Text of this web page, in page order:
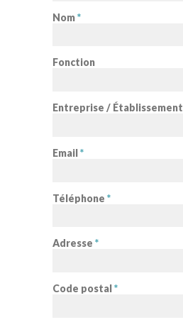
Nom*
Fonction
Entreprise / Établissement
Email*
Téléphone *
Adresse *
Code postal*